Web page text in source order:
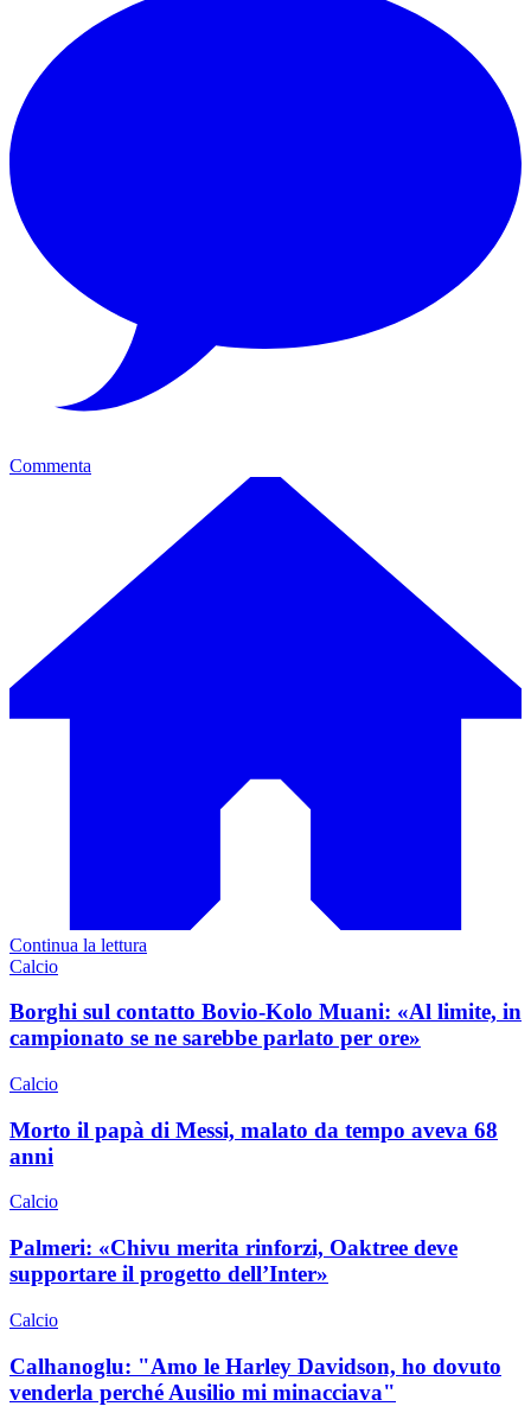
Commenta
Continua la lettura
Calcio
Borghi sul contatto Bovio-Kolo Muani: «Al limite, in
campionato se ne sarebbe parlato per ore»
Calcio
Morto il papà di Messi, malato da tempo aveva 68
anni
Calcio
Palmeri: «Chivu merita rinforzi, Oaktree deve
supportare il progetto dell’Inter»
Calcio
Calhanoglu: "Amo le Harley Davidson, ho dovuto
venderla perché Ausilio mi minacciava"